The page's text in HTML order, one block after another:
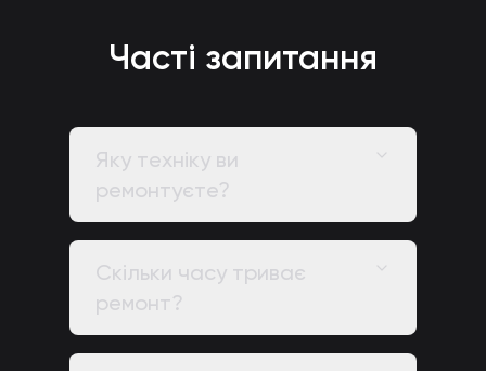
Часті запитання
Яку техніку ви
ремонтуєте?
Скільки часу триває
ремонт?